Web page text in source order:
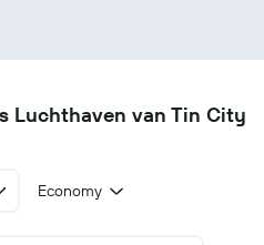
Luchthaven van Tin City
Economy